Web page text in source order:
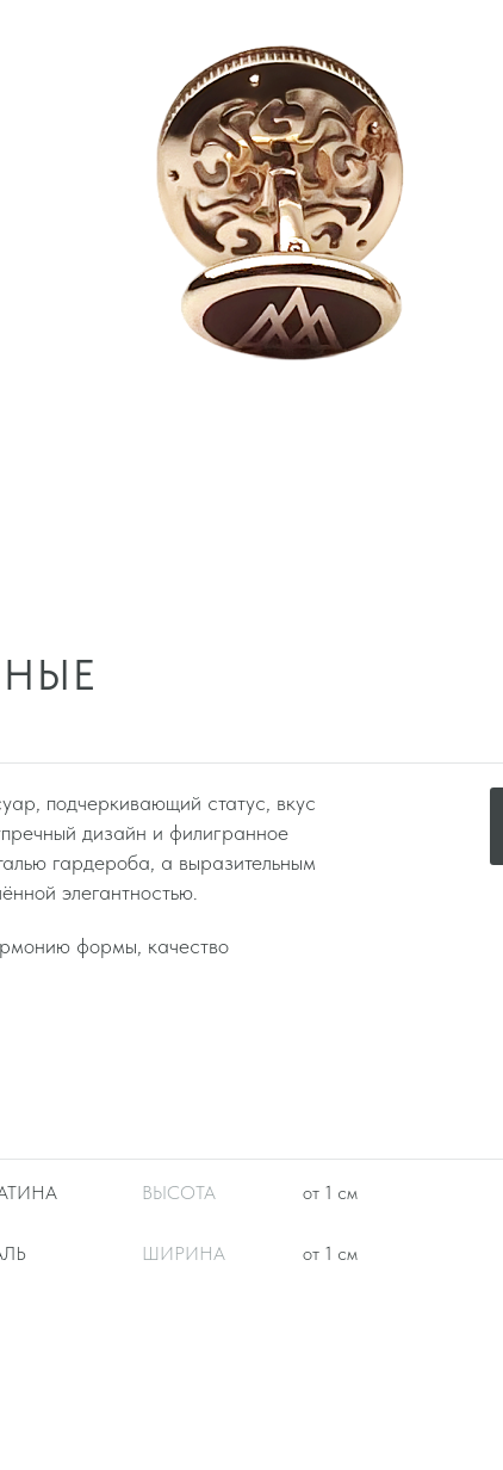
подчеркивающий статус, вкус
дизайн и филигранное
гардероба, а выразительным
элегантностью.
ВЫСОТА
ШИРИНА
от 1 см
от 1 см
формы, качество